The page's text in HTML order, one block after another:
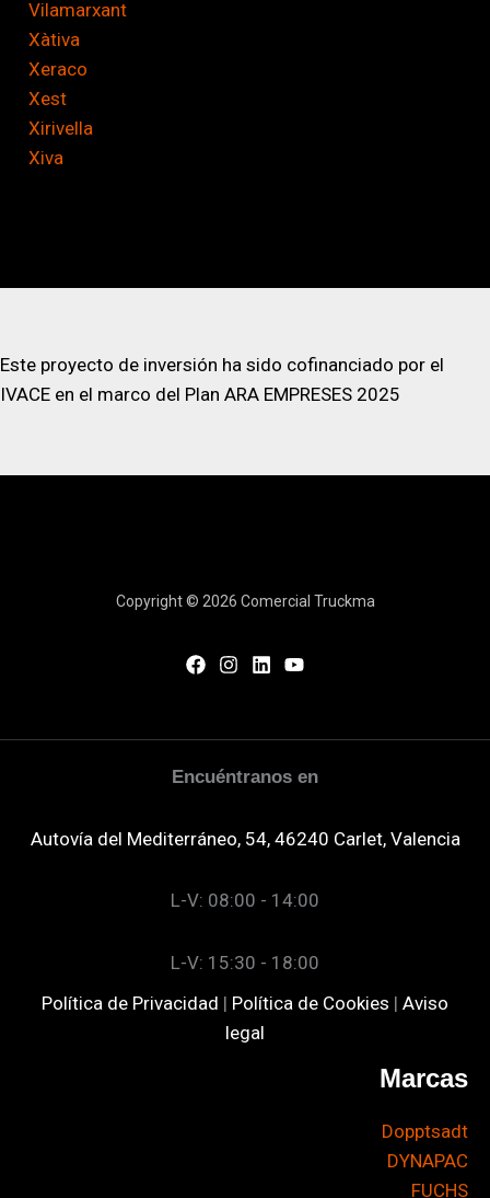
Vilamarxant
Xàtiva
Xeraco
Xest
Xirivella
Xiva
Este proyecto de inversión ha sido cofinanciado por el
IVACE en el marco del Plan ARA EMPRESES 2025
Copyright © 2026 Comercial Truckma
Encuéntranos en
Autovía del Mediterráneo, 54, 46240 Carlet, Valencia
L-V: 08:00 - 14:00
L-V: 15:30 - 18:00
Política de Privacidad | Política de Cookies | Aviso
legal
Marcas
Dopptsadt
DYNAPAC
FUCHS